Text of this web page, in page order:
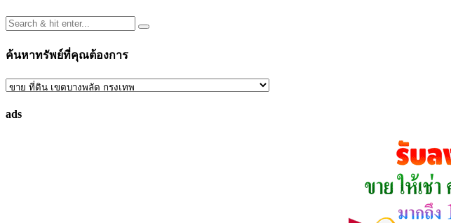
ค้นหาทรัพย์ที่คุณต้องการ
ค้นหา
ที่
ads